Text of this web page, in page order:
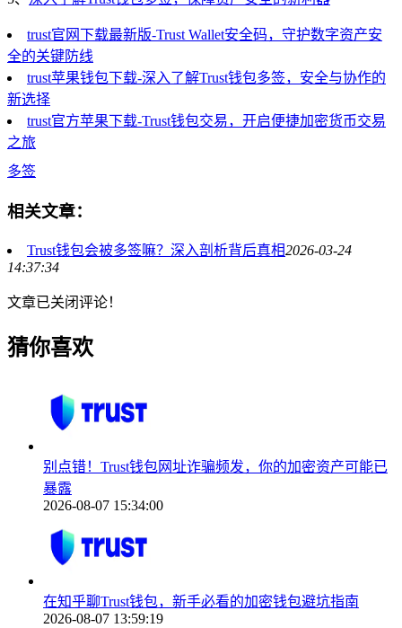
trust官网下载最新版-Trust Wallet安全码，守护数字资产安
全的关键防线
trust苹果钱包下载-深入了解Trust钱包多签，安全与协作的
新选择
trust官方苹果下载-Trust钱包交易，开启便捷加密货币交易
之旅
多签
相关文章：
Trust钱包会被多签嘛？深入剖析背后真相2026-03-24
14:37:34
文章已关闭评论！
猜你喜欢
别点错！Trust钱包网址诈骗频发，你的加密资产可能已
暴露
2026-08-07 15:34:00
在知乎聊Trust钱包，新手必看的加密钱包避坑指南
2026-08-07 13:59:19